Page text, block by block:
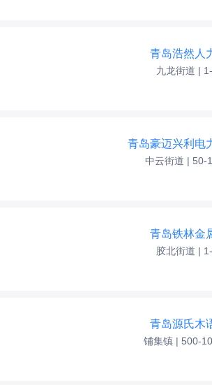
青岛浩然人
九龙街道 |
青岛豪迈兴利电
中云街道 | 50-
青岛铁林金
胶北街道 |
青岛源氏木
铺集镇 | 500-